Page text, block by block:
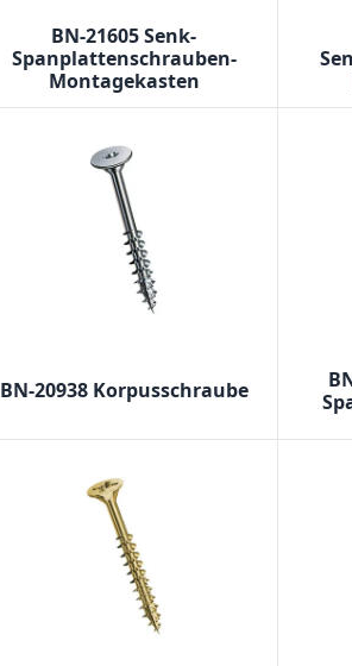
BN-21605 Senk-
Spanplattenschrauben-
Montagekasten
BN-20938 Korpusschraube